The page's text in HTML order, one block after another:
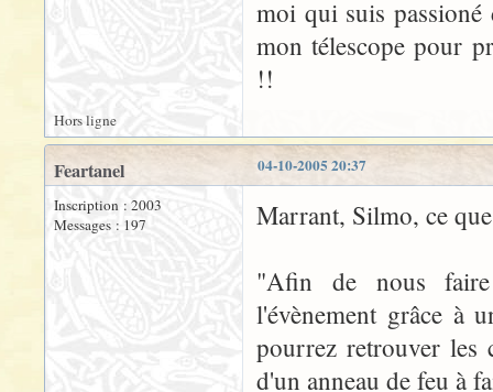
moi qui suis passioné
mon télescope pour
!!
Hors ligne
04-10-2005 20:37
Feartanel
Inscription : 2003
Messages : 197
Marrant, Silmo, ce
"Afin de nous faire
l'évènement grâce à
pourrez retrouver les
d'un anneau de feu à